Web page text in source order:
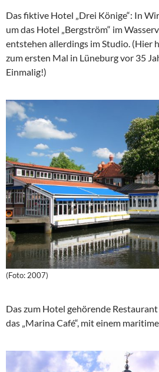
Das fiktive Hotel „Drei Könige“: In
um das Hotel „Bergström“ im
entstehen allerdings im Studio. (Hier
zum ersten Mal in Lüneburg vor 35
Einmalig!)
(Foto: 2007)
Das zum Hotel gehörende
das „Marina Café“, mit einem